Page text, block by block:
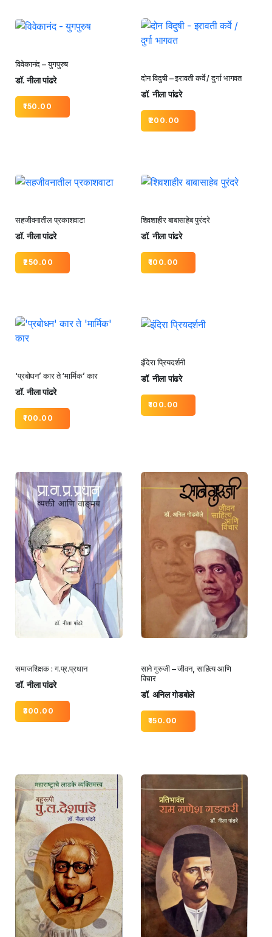
विवेकानंद – युगपुरुष
डॉ. नीला पांढरे
150.00
दोन विदुषी – इरावती कर्वे / दुर्गा भागवत
डॉ. नीला पांढरे
200.00
सहजीवनातील प्रकाशवाटा
डॉ. नीला पांढरे
250.00
शिवशाहीर बाबासाहेब पुरंदरे
डॉ. नीला पांढरे
100.00
‘प्रबोधन’ कार ते ‘मार्मिक’ कार
डॉ. नीला पांढरे
100.00
इंदिरा प्रियदर्शनी
डॉ. नीला पांढरे
100.00
समाजशिक्षक : ग.प्र.प्रधान
डॉ. नीला पांढरे
300.00
साने गुरुजी – जीवन, साहित्य आणि
विचार
डॉ. अनिल गोडबोले
150.00